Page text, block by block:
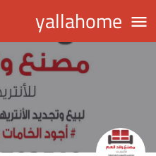
yallahome